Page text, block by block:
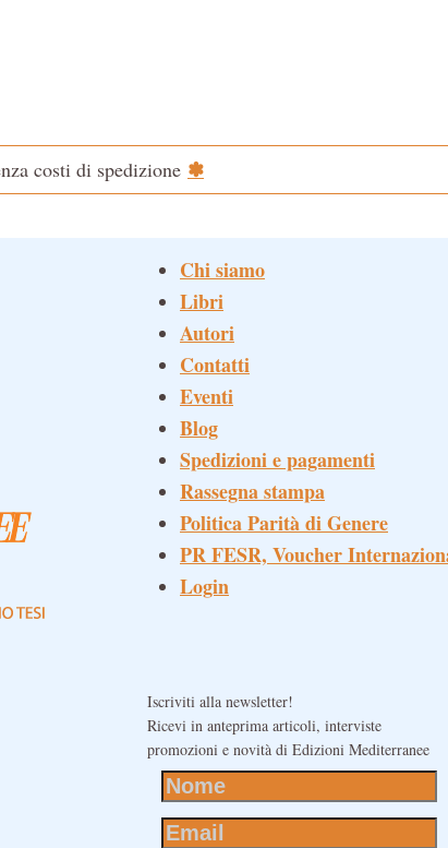
costi di spedizione ✽
Chi siamo
Libri
Autori
Contatti
Eventi
Blog
Spedizioni e pagamenti
Rassegna stampa
Politica Parità di Genere
PR FESR, Voucher
Login
Iscriviti alla newsletter!
Ricevi in anteprima articoli, interviste
promozioni e novità di Edizioni Mediterranee